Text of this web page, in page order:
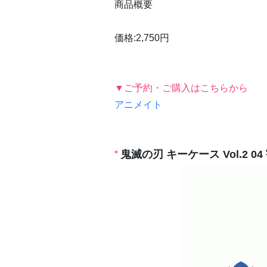
商品概要
価格:2,750円
▼ご予約・ご購入はこちらから
アニメイト
鬼滅の刃 キーケース Vol.2 04